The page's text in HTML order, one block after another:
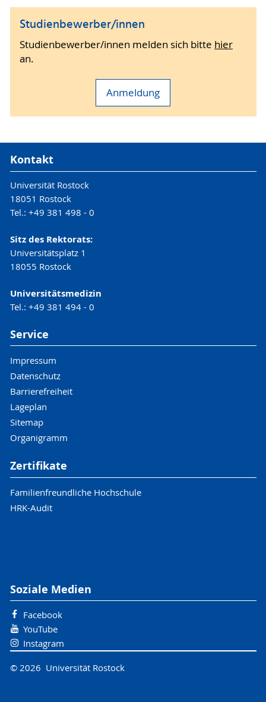
Studienbewerber/innen
Studienbewerber/innen melden sich bitte hier
an.
Anmeldung
Kontakt
Universität Rostock
18051 Rostock
Tel.: +49 381 498 - 0
Sitz des Rektorats:
Universitätsplatz 1
18055 Rostock
Universitätsmedizin
Tel.: +49 381 494 - 0
Service
Impressum
Datenschutz
Barrierefreiheit
Lageplan
Sitemap
Organigramm
Zertifikate
Familienfreundliche Hochschule
HRK-Audit
Soziale Medien
Facebook
YouTube
Instagram
© 2026 Universität Rostock